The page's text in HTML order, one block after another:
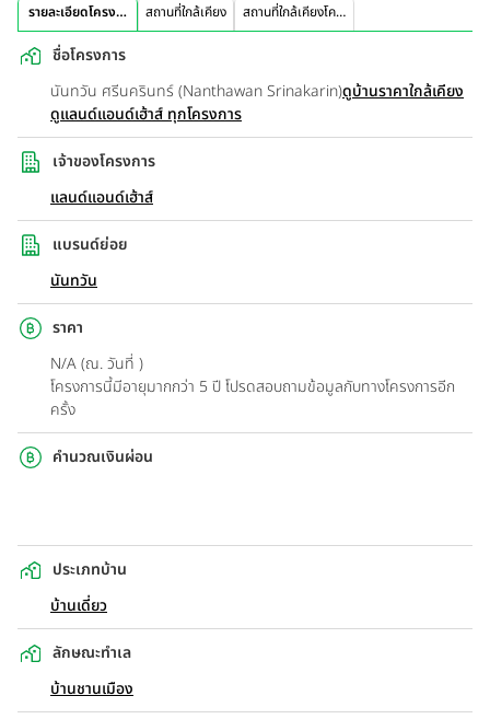
รายละเอียดโครงการ สถานที่ใกล้เคียง สถานที่ใกล้เคียงโครงการ
ชื่อโครงการ
นันทวัน ศรีนครินทร์ (Nanthawan Srinakarin)ดูบ้านราคาใกล้เคียง
ดูแลนด์แอนด์เฮ้าส์ ทุกโครงการ
เจ้าของโครงการ
แลนด์แอนด์เฮ้าส์
แบรนด์ย่อย
นันทวัน
ราคา
N/A (ณ. วันที่ )
โครงการนี้มีอายุมากกว่า 5 ปี โปรดสอบถามข้อมูลกับทางโครงการอีก
ครั้ง
คำนวณเงินผ่อน
ประเภทบ้าน
บ้านเดี่ยว
ลักษณะทำเล
บ้านชานเมือง